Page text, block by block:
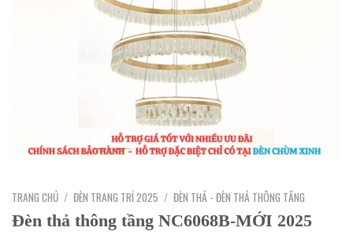
TRANG CHỦ / ĐÈN TRANG TRÍ 2025 / ĐÈN THẢ - ĐÈN THẢ THÔNG TẦNG
Đèn thả thông tầng NC6068B-MỚI 2025